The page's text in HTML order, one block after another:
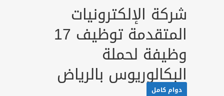
شركة الإلكترونيات
المتقدمة توظيف 17
وظيفة لحملة
البكالوريوس بالرياض
دوام كامل